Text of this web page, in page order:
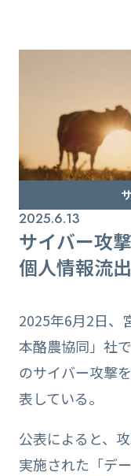
2025.6.13
サイバー攻
個人情報流
2025年6月2日、
本酪農協同」社
のサイバー攻撃
表している。
公表によると、
実施された「デ